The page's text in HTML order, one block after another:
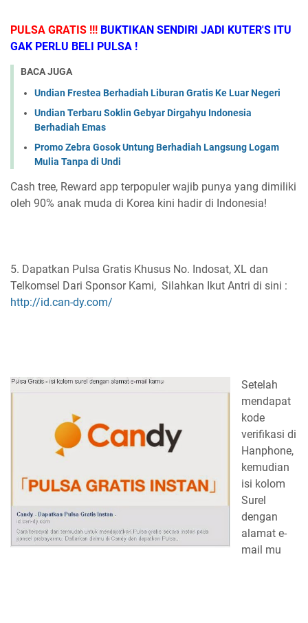
PULSA GRATIS !!! BUKTIKAN SENDIRI JADI KUTER'S ITU
GAK PERLU BELI PULSA !
BACA JUGA
Undian Frestea Berhadiah Liburan Gratis Ke Luar Negeri
Undian Terbaru Soklin Gebyar Dirgahyu Indonesia
Berhadiah Emas
Promo Zebra Gosok Untung Berhadiah Langsung Logam
Mulia Tanpa di Undi
Cash tree, Reward app terpopuler wajib punya yang dimiliki
oleh 90% anak muda di Korea kini hadir di Indonesia!
5. Dapatkan Pulsa Gratis Khusus No. Indosat, XL dan
Telkomsel Dari Sponsor Kami, Silahkan Ikut Antri di sini :
http://id.can-dy.com/
Setelah
mendapat
kode
verifikasi di
Hanphone,
kemudian
isi kolom
Surel
dengan
alamat e-
mail mu